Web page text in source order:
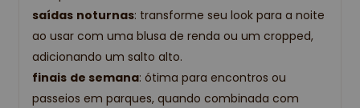
saídas noturnas: transforme seu look para a noite
ao usar com uma blusa de renda ou um cropped,
adicionando um salto alto.
finais de semana: ótima para encontros ou
passeios em parques, quando combinada com